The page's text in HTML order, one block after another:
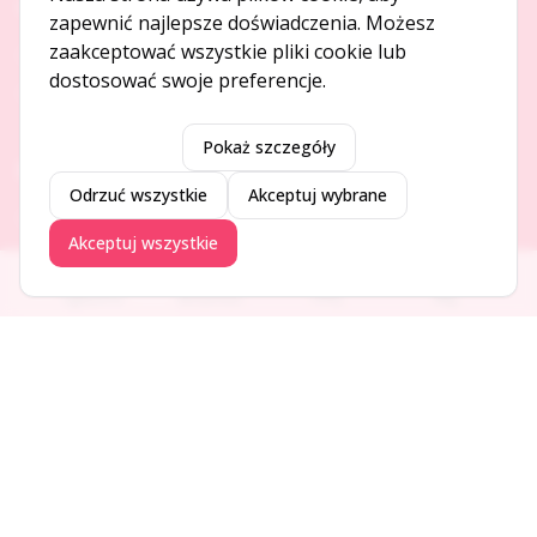
O NAS
O serwisie
Kontakt
DODAJ I PROMUJ
Dodaj ogłoszenie
Dodaj firmę
Promuj ogłoszenie
Ogłoszenia Aktualności Firmy Blog
zapewnić najlepsze doświadczenia. Możesz
zaakceptować wszystkie pliki cookie lub
dostosować swoje preferencje.
Pokaż szczegóły
Odrzuć wszystkie Akceptuj wybrane
Akceptuj wszystkie